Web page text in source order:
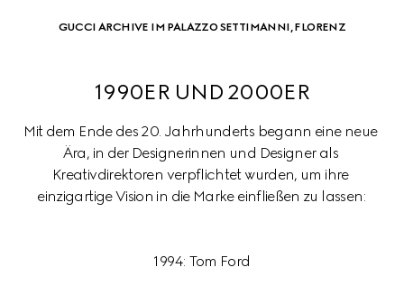
GUCCI ARCHIVE IM PALAZZO SETTIMANNI, FLORENZ
1990ER UND 2000ER
Mit dem Ende des 20. Jahrhunderts begann eine neue
Ära, in der Designerinnen und Designer als
Kreativdirektoren verpflichtet wurden, um ihre
1994: Tom Ford